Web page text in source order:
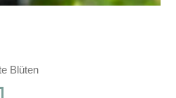
Blüten